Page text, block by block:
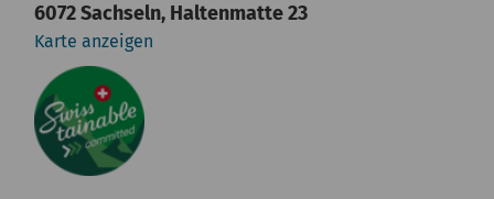
6072 Sachseln, Haltenmatte 23
Karte anzeigen